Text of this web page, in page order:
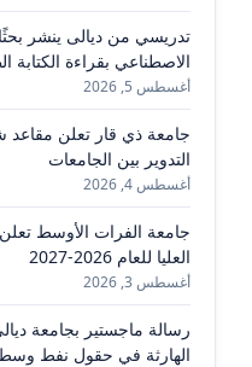
تدريسي من ديالى ينشر
الاصطناعي بقراءة الكتابة
أغسطس 5, 2026
جامعة ذي قار تعلن مقاعد
التدوير بين الجامعات
أغسطس 4, 2026
جامعة الفرات الأوسط
العليا للعام 2026-2027
أغسطس 3, 2026
رسالة ماجستير بجامعة
الهارثة في حقول نفط